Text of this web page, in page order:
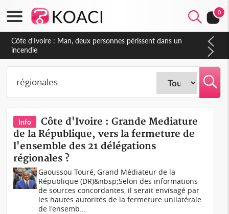
0
Côte d'Ivoire : Séileu, la célébration de la fête nationale
transformée en vaste campagne contre les produits
dépigmentants dangereux
Info
Côte d'Ivoire : Grande Mediature
de la République, vers la fermeture de
l'ensemble des 21 délégations
régionales ?
Gaoussou Touré, Grand Médiateur de la
République (DR)&nbsp;Selon des informations
de sources concordantes, il serait envisagé par
les hautes autorités de la fermeture unilatérale
de l'ensemb...